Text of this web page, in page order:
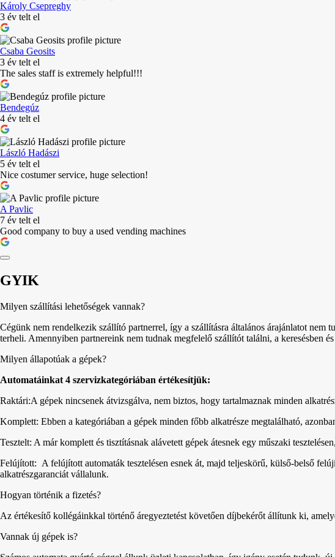
Károly Csepreghy
3 év telt el
Csaba Geosits
3 év telt el
The sales staff is extremely helpful!!!
Bendegúz
4 év telt el
László Hadászi
5 év telt el
Nice costumer service, huge selection!
A Pavlic
7 év telt el
Good company to buy a used vending machines
GYIK
Milyen szállítási lehetőségek vannak?
Cégünk nem rendelkezik szállító partnerrel, így a szállításra általános árajánlatot nem
terheli. Amennyiben partnereink nem tudnak megfelelő szállítót találni, a keresésben
Milyen állapotúak a gépek?
Automatáinkat 4 szervizkategóriában értékesítjük:
Raktári:A gépek nincsenek átvizsgálva, nem biztos, hogy tartalmaznak minden
Komplett: Ebben a kategóriában a gépek minden főbb alkatrésze megtalálható,
Tesztelt: A már komplett és tisztításnak alávetett gépek átesnek egy műszaki
Felújított: A felújított automaták tesztelésen esnek át, majd teljeskörű, külső-belső
alkatrészgaranciát vállalunk.
Hogyan történik a fizetés?
Az értékesítő kollégáinkkal történő áregyeztetést követően díjbekérőt állítunk ki,
Vannak új gépek is?